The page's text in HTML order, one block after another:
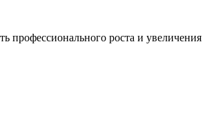
роста и увеличения